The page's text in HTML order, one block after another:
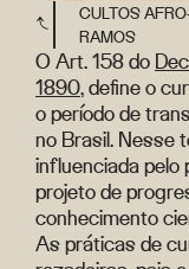
CULTOS
RAMOS
O Art. 158 do
1890, define o
o período de
no Brasil. Nesse
influenciada pelo
projeto de
conhecimento
As práticas de